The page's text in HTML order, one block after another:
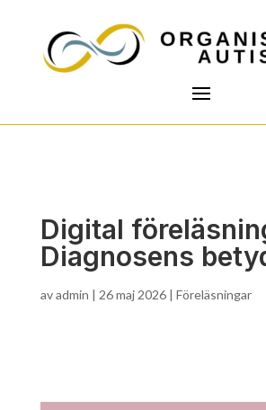
Digital
Diagnosens
avadmin | 26 maj 2026| Föreläsningar